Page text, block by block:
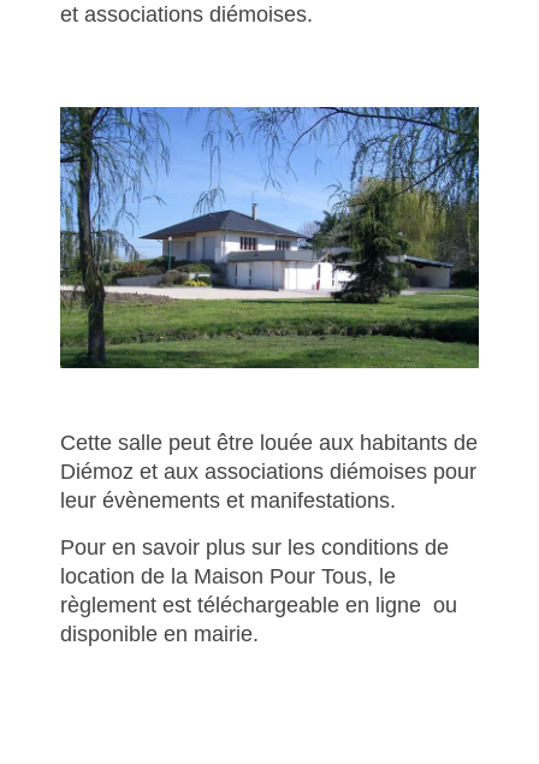
et associations diémoises.
Cette salle peut être louée aux habitants de
Diémoz et aux associations diémoises pour
leur évènements et manifestations.
Pour en savoir plus sur les conditions de
location de la Maison Pour Tous, le
règlement est téléchargeable en ligne ou
disponible en mairie.